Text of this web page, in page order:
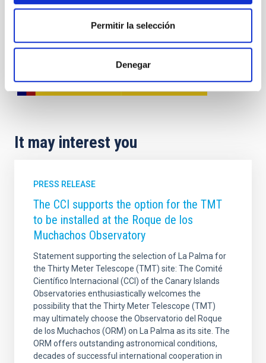
Permitir la selección
Denegar
It may interest you
PRESS RELEASE
The CCI supports the option for the TMT
to be installed at the Roque de los
Muchachos Observatory
Statement supporting the selection of La Palma for
the Thirty Meter Telescope (TMT) site: The Comité
Científico Internacional (CCI) of the Canary Islands
Observatories enthusiastically welcomes the
possibility that the Thirty Meter Telescope (TMT)
may ultimately choose the Observatorio del Roque
de los Muchachos (ORM) on La Palma as its site. The
ORM offers outstanding astronomical conditions,
decades of successful international cooperation in